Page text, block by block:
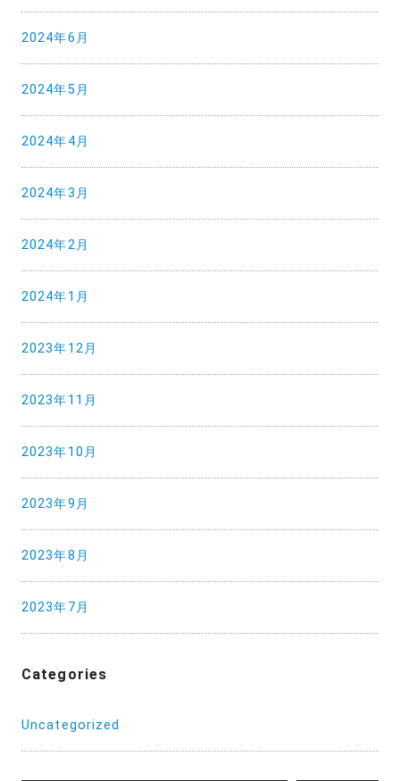
2024年6月
2024年5月
2024年4月
2024年3月
2024年2月
2024年1月
2023年12月
2023年11月
2023年10月
2023年9月
2023年8月
2023年7月
Categories
Uncategorized